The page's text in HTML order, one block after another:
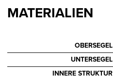
MATERIALIEN
OBERSEGEL
UNTERSEGEL
INNERE STRUKTUR